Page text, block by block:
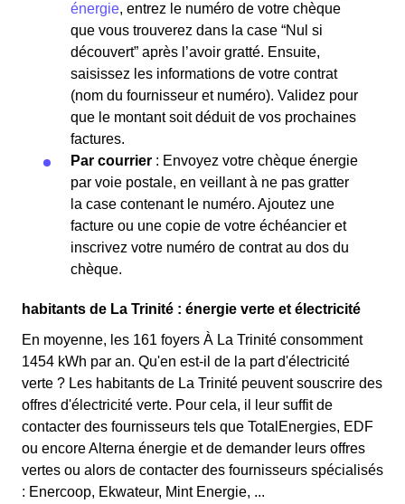
énergie, entrez le numéro de votre chèque
que vous trouverez dans la case “Nul si
découvert” après l’avoir gratté. Ensuite,
saisissez les informations de votre contrat
(nom du fournisseur et numéro). Validez pour
que le montant soit déduit de vos prochaines
factures.
Par courrier : Envoyez votre chèque énergie
par voie postale, en veillant à ne pas gratter
la case contenant le numéro. Ajoutez une
facture ou une copie de votre échéancier et
inscrivez votre numéro de contrat au dos du
chèque.
habitants de La Trinité : énergie verte et électricité
En moyenne, les 161 foyers À La Trinité consomment
1454 kWh par an. Qu'en est-il de la part d'électricité
verte ? Les habitants de La Trinité peuvent souscrire des
offres d'électricité verte. Pour cela, il leur suffit de
contacter des fournisseurs tels que TotalEnergies, EDF
ou encore Alterna énergie et de demander leurs offres
vertes ou alors de contacter des fournisseurs spécialisés
: Enercoop, Ekwateur, Mint Energie, ...